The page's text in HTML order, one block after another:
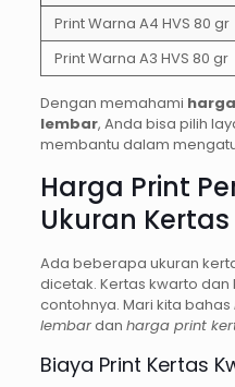
Print Warna A4 HVS 80 gr
Print Warna A3 HVS 80 gr
Dengan memahami
lembar, Anda bisa pilih
membantu dalam
Harga Print
Ukuran
Ada beberapa ukuran
dicetak. Kertas kwarto
contohnya. Mari kita bahas
lembardan harga print
Biaya Print Kertas